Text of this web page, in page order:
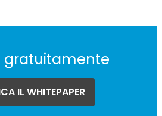
gratuitamente
IL WHITEPAPER